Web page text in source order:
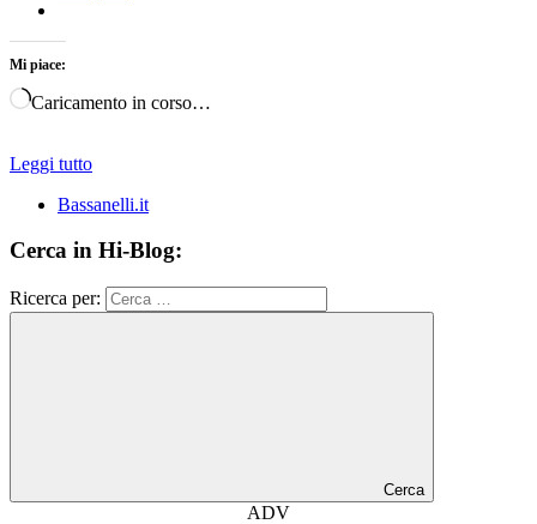
Mi piace:
Caricamento in corso…
Leggi tutto
Bassanelli.it
Cerca in Hi-Blog:
Ricerca per:
Cerca
ADV